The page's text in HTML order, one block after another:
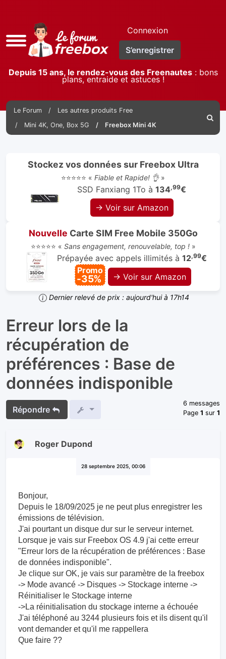
Accès
rapide
Connexion
S’enregistrer
Depuis 15 ans, le rendez-vous des Freenautes: bons
plans, entraide et astuces !
Le Forum
Les autres produits Free
Mini 4K, One, Box 5G
Freebox Mini 4K
Stockez vos données sur Freebox Ultra
⭐⭐⭐⭐⭐ « Fiable et Rapide! 👌»
SSD Fanxiang 1To à 134,99€
→ Voir sur Amazon
Nouvelle Carte SIM Free Mobile 350Go
⭐⭐⭐⭐⭐ « Sans engagement, renouvelable, top !»
Prépayée avec appels illimités à 12,99€
Promo
-35% → Voir sur Amazon
Dernier relevé de prix : aujourd'hui à 17h14
Erreur lors de la
récupération de
préférences : Base de
données indisponible
Répondre
6 messages
Page1 sur1
Roger Dupond
28 septembre 2025, 00:06
Bonjour,
Depuis le 18/09/2025 je ne peut plus enregistrer les
émissions de télévision.
J'ai pourtant un disque dur sur le serveur internet.
Lorsque je vais sur Freebox OS 4.9 j'ai cette erreur
"Erreur lors de la récupération de préférences : Base
de données indisponible".
Je clique sur OK, je vais sur paramètre de la freebox
-> Mode avancé -> Disques -> Stockage interne ->
Réinitialiser le Stockage interne
->La réinitialisation du stockage interne a échouée
J'ai téléphoné au 3244 plusieurs fois et ils disent qu'il
vont demander et qu'il me rappellera
Que faire ??